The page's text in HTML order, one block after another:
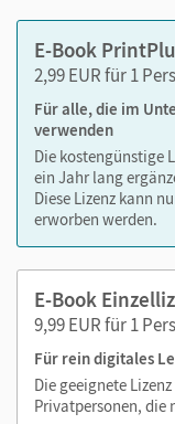
im Text
zoomen
Die Medien sind
sind seitengenau
jederzeit
gestalten Sie das
abwechslungsreich.
zeitaufwendiges
Medien in diesem
Erklärfilme
Audios
E-Book
2,99 EUR für 1
Für alle, die im
verwenden
Die kostengünstige
ein Jahr lang
Diese Lizenz kann
erworben werden.
E-Book
9,99 EUR für 1
Für rein digitales
Die geeignete
Privatpersonen, die